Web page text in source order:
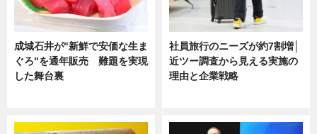
成城石井が"新鮮で安価な生ま
ぐろ"を通年販売 難題を実現
した舞台裏
社員旅行のニーズが約7割増│
近ツー調査から見える実施の
理由と企業戦略